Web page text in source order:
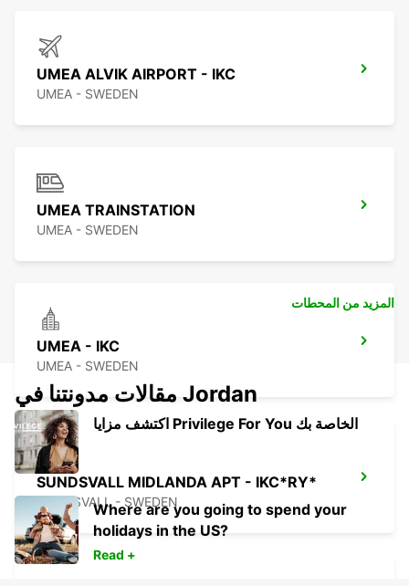
UMEA ALVIK AIRPORT - IKC
UMEA - SWEDEN
UMEA TRAINSTATION
UMEA - SWEDEN
UMEA - IKC
UMEA - SWEDEN
SUNDSVALL MIDLANDA APT - IKC*RY*
SUNDSVALL - SWEDEN
المزيد من المحطات
مقالات مدونتنا في Jordan
اكتشف مزايا Privilege For You الخاصة بك
Where are you going to spend your
holidays in the US?
Read +